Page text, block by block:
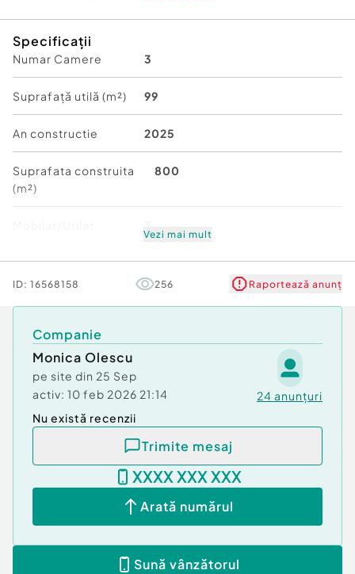
????Utilități generale: curent, apă, fosă septică,
gaz.
????Casa este construita din zidărie cu BCA,
izolata la exterior polistiren expandat de 10 cm .
????Contorizarea individuală se face cu ajutorul
centralei termice proprii, cu încălzire prin
calorifere în toată casa.
????Baia vine utilată cu instalații sanitare: toaletă
,chiuvetă si dus .
Posibilitate parcare: Da
Nr. locuri parcare:3
Apă
Gaz
Încălzire
Specificații
Numar Camere 3
Suprafață utilă (m²) 99
An constructie 2025
Suprafata construita
(m²)
800
Număr niveluri imobil Mai mult de 12
Vezi mai mult
ID: 16568158 256 Raportează anunț
Companie
Monica Olescu
pe site din 25 Sep
activ: 10 feb 2026 21:14 24 anunțuri
Nu există recenzii
Trimite mesaj
XXXX XXX XXX
Arată numărul
Sună vânzătorul